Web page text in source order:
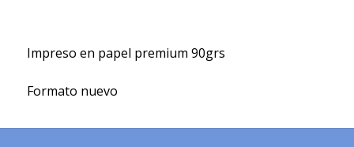
Impreso en papel premium 90grs
Formato nuevo